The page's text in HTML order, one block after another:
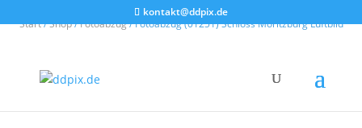
kontakt@ddpix.de
Start/Shop/Fotoabzug/ Fotoabzug (01251) Schloss Moritzburg Luftbild